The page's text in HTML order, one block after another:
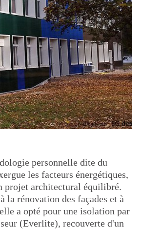
personnelle dite du
les facteurs énergétiques,
projet architectural équilibré.
rénovation des façades et à
a opté pour une isolation par
(Everlite), recouverte d'un